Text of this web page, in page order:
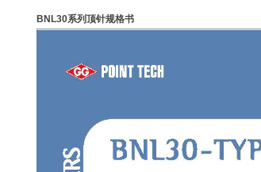
BNL30系列顶针规格书